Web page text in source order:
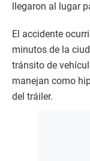
llegaron al lugar
El accidente
minutos de la
tránsito de
manejan como
del tráiler.